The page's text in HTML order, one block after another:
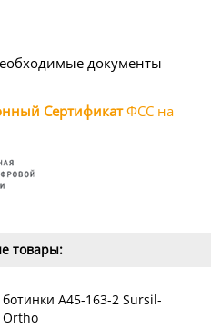
документы
СертификатФСС на
товары:
ботинки A45-163-2 Sursil-
Ortho